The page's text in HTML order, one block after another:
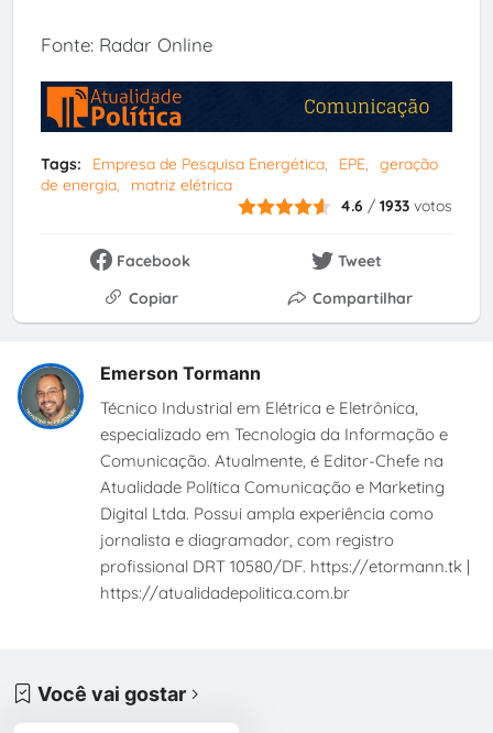
Fonte: Radar Online
Tags: Empresa de Pesquisa Energética EPE
geração
de energia
matriz elétrica
4.6 /1933 votos
Facebook
Tweet
Copiar
Compartilhar
Emerson Tormann
Técnico Industrial em Elétrica e Eletrônica,
especializado em Tecnologia da Informação e
Comunicação. Atualmente, é Editor-Chefe na
Atualidade Política Comunicação e Marketing
Digital Ltda. Possui ampla experiência como
jornalista e diagramador, com registro
profissional DRT 10580/DF. https://etormann.tk |
https://atualidadepolitica.com.br
Você vai gostar